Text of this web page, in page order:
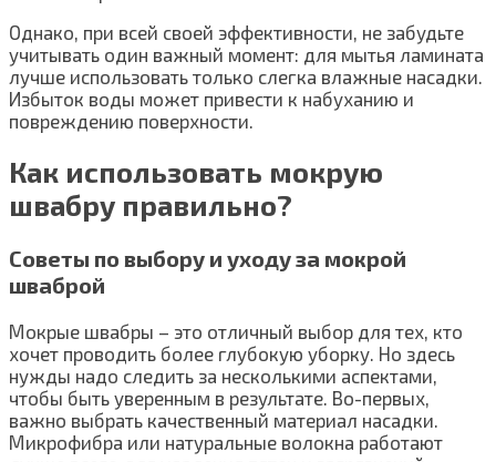
Однако, при всей своей эффективности, не забудьте
учитывать один важный момент: для мытья ламината
лучше использовать только слегка влажные насадки.
Избыток воды может привести к набуханию и
повреждению поверхности.
Как использовать мокрую
швабру правильно?
Советы по выбору и уходу за мокрой
шваброй
Мокрые швабры – это отличный выбор для тех, кто
хочет проводить более глубокую уборку. Но здесь
нужды надо следить за несколькими аспектами,
чтобы быть уверенным в результате. Во-первых,
важно выбрать качественный материал насадки.
Микрофибра или натуральные волокна работают